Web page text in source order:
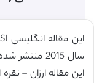
این مقاله ارزان –